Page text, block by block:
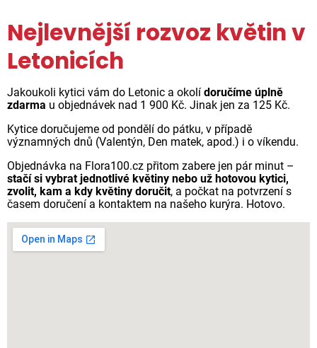
Nejlevnější rozvoz květin v
Letonicích
Jakoukoli kytici vám do Letonic a okolí doručíme úplně
zdarma u objednávek nad 1 900 Kč. Jinak jen za 125 Kč.
Kytice doručujeme od pondělí do pátku, v případě
významných dnů (Valentýn, Den matek, apod.) i o víkendu.
Objednávka na Flora100.cz přitom zabere jen pár minut –
stačí si vybrat jednotlivé květiny nebo už hotovou kytici,
zvolit, kam a kdy květiny doručit, a počkat na potvrzení s
časem doručení a kontaktem na našeho kurýra. Hotovo.